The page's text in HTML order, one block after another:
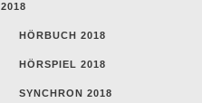
2018
HÖRBUCH 2018
HÖRSPIEL 2018
SYNCHRON 2018